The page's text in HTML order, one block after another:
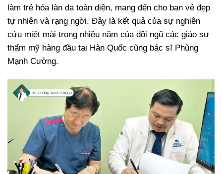
làm trẻ hóa làn da toàn diện, mang đến cho bạn vẻ đẹp
tự nhiên và rạng ngời. Đây là kết quả của sự nghiên
cứu miệt mài trong nhiều năm của đội ngũ các giáo sư
thẩm mỹ hàng đầu tại Hàn Quốc cùng bác sĩ Phùng
Mạnh Cường.